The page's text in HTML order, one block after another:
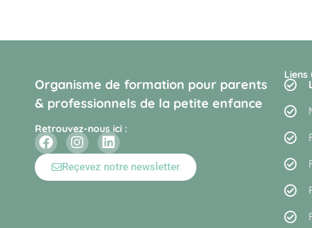
Organisme de formation pour parents
& professionnels de la petite enfance
Retrouvez-nous ici :
Reçevez notre newsletter
Liens